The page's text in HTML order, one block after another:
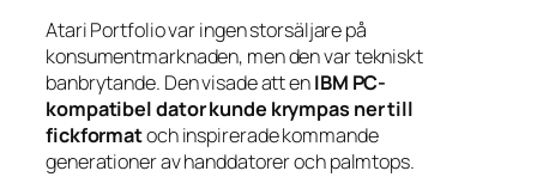
Atari Portfolio var ingen storsäljare på
konsumentmarknaden, men den var tekniskt
banbrytande. Den visade att enIBM PC-
kompatibel dator kunde krympas ner till
fickformatoch inspirerade kommande
generationer av handdatorer och palmtops.